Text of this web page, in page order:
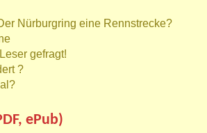
Nürburgring eine Rennstrecke?
gefragt!
?
ePub)